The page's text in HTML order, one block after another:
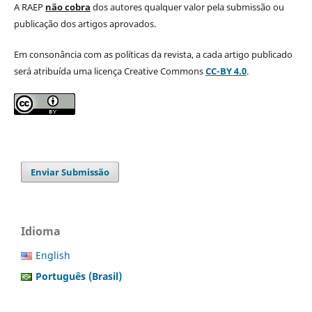
A RAEP não cobra dos autores qualquer valor pela submissão ou
publicação dos artigos aprovados.
Em consonância com as políticas da revista, a cada artigo publicado
será atribuída uma licença Creative CommonsCC-BY 4.0.
Enviar Submissão
Idioma
English
Português (Brasil)